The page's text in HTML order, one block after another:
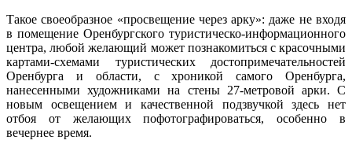
Такое своеобразное «просвещение через арку»: даже не входя
в помещение Оренбургского туристическо-информационного
центра, любой желающий может познакомиться с красочными
картами-схемами туристических достопримечательностей
Оренбурга и области, с хроникой самого Оренбурга,
нанесенными художниками на стены 27-метровой арки. С
новым освещением и качественной подзвучкой здесь нет
отбоя от желающих пофотографироваться, особенно в
вечернее время.